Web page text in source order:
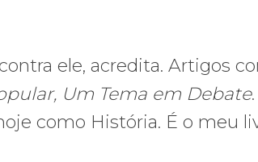
ele, acredita. Artigos
Um Tema em Debate
como História. É o meu